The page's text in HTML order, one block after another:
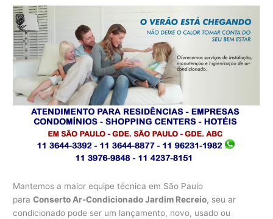
Mantemos a maior equipe técnica em São Paulo
paraConserto Ar-Condicionado Jardim Recreio, seu ar
condicionado pode ser um lançamento, novo, usado ou